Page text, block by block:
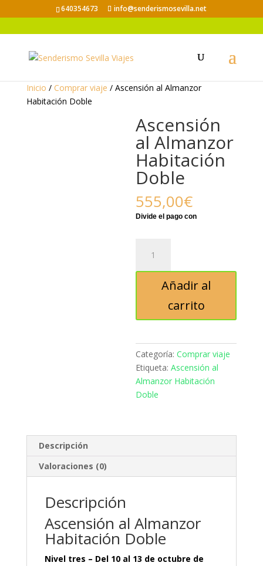
640354673 info@senderismosevilla.net
Inicio / Comprar viaje / Ascensión al Almanzor
Habitación Doble
Ascensión
al Almanzor
Habitación
Doble
555,00€
Almanzor
HabitaciónAñadir al
carrito
Categoría:Comprar viaje
Etiqueta:Ascensión al
Almanzor Habitación
Doble
Descripción
Valoraciones (0)
Descripción
Ascensión al Almanzor
Habitación Doble
Nivel tres – Del 10 al 13 de octubre de